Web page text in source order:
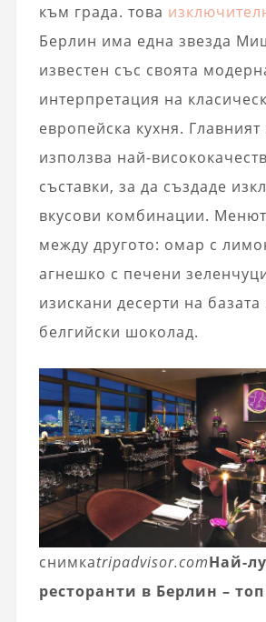
към града. това
Берлин има една звезда
известен със своята
интерпретация на
европейска кухня. Главният
използва най-
съставки, за да създаде
вкусови комбинации.
между другото: омар с
агнешко с печени
изискани десерти на базата
белгийски шоколад.
снимкаtripadvisor.comНай-
ресторанти в Берлин – топ